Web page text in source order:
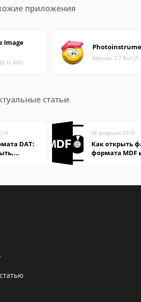
приложения
Image
МБ)
Версия: 7.7 Buil
статьи
DAT:
06 февраля 2019
Как открыть
формата MDF